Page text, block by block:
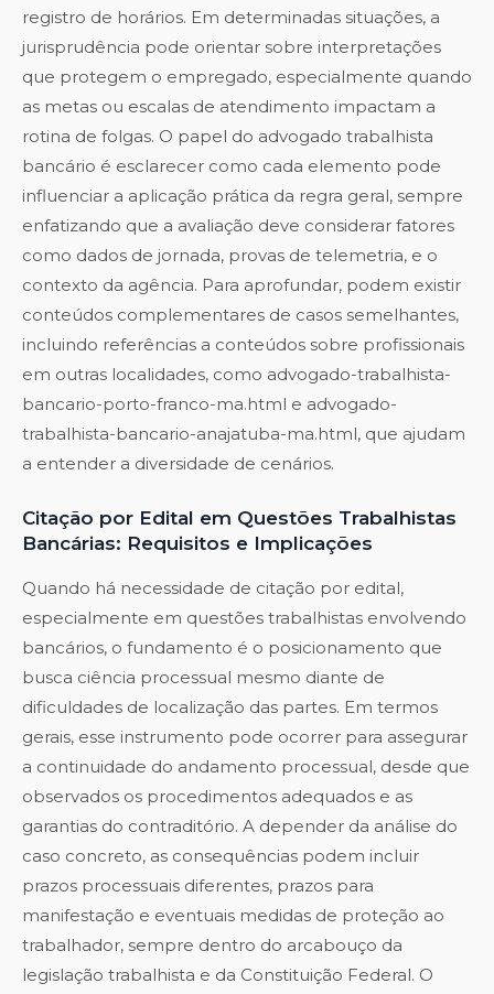
registro de horários. Em determinadas situações, a
jurisprudência pode orientar sobre interpretações
que protegem o empregado, especialmente quando
as metas ou escalas de atendimento impactam a
rotina de folgas. O papel do advogado trabalhista
bancário é esclarecer como cada elemento pode
influenciar a aplicação prática da regra geral, sempre
enfatizando que a avaliação deve considerar fatores
como dados de jornada, provas de telemetria, e o
contexto da agência. Para aprofundar, podem existir
conteúdos complementares de casos semelhantes,
incluindo referências a conteúdos sobre profissionais
em outras localidades, como advogado-trabalhista-
bancario-porto-franco-ma.html e advogado-
trabalhista-bancario-anajatuba-ma.html, que ajudam
a entender a diversidade de cenários.
Citação por Edital em Questões Trabalhistas
Bancárias: Requisitos e Implicações
Quando há necessidade de citação por edital,
especialmente em questões trabalhistas envolvendo
bancários, o fundamento é o posicionamento que
busca ciência processual mesmo diante de
dificuldades de localização das partes. Em termos
gerais, esse instrumento pode ocorrer para assegurar
a continuidade do andamento processual, desde que
observados os procedimentos adequados e as
garantias do contraditório. A depender da análise do
caso concreto, as consequências podem incluir
prazos processuais diferentes, prazos para
manifestação e eventuais medidas de proteção ao
trabalhador, sempre dentro do arcabouço da
legislação trabalhista e da Constituição Federal. O